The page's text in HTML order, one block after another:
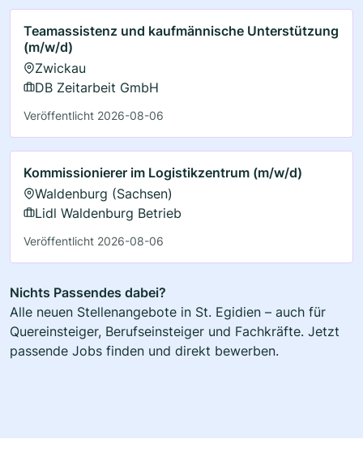
Teamassistenz und kaufmännische Unterstützung
(m/w/d)
Zwickau
DB Zeitarbeit GmbH
Veröffentlicht 2026-08-06
Kommissionierer im Logistikzentrum (m/w/d)
Waldenburg (Sachsen)
Lidl Waldenburg Betrieb
Veröffentlicht 2026-08-06
Nichts Passendes dabei?
Alle neuen Stellenangebote in St. Egidien – auch für
Quereinsteiger, Berufseinsteiger und Fachkräfte. Jetzt
passende Jobs finden und direkt bewerben.